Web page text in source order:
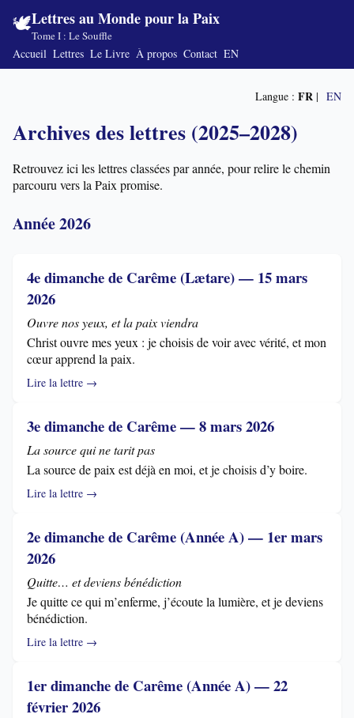
🕊️Lettres au Monde pour la Paix
Tome I : Le Souffle
Accueil Lettres Le Livre À propos Contact EN
Langue : FR | EN
Archives des lettres (2025–2028)
Retrouvez ici les lettres classées par année, pour relire le chemin
parcouru vers la Paix promise.
Année 2026
4e dimanche de Carême (Lætare) — 15 mars
2026
Ouvre nos yeux, et la paix viendra
Christ ouvre mes yeux : je choisis de voir avec vérité, et mon
cœur apprend la paix.
Lire la lettre →
3e dimanche de Carême — 8 mars 2026
La source qui ne tarit pas
La source de paix est déjà en moi, et je choisis d’y boire.
Lire la lettre →
2e dimanche de Carême (Année A) — 1er mars
2026
Quitte… et deviens bénédiction
Je quitte ce qui m’enferme, j’écoute la lumière, et je deviens
bénédiction.
Lire la lettre →
1er dimanche de Carême (Année A) — 22
février 2026